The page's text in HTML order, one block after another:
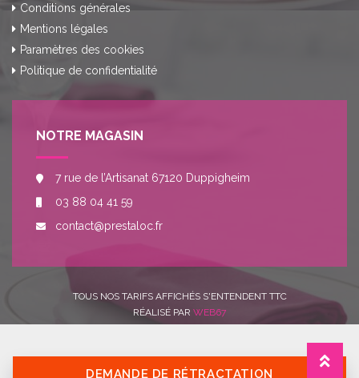
Conditions générales
Mentions légales
Paramètres des cookies
Politique de confidentialité
NOTRE MAGASIN
7 rue de l’Artisanat 67120 Duppigheim
03 88 04 41 59
contact@prestaloc.fr
TOUS NOS TARIFS AFFICHÉS S'ENTENDENT TTC
RÉALISÉ PAR WEB67
DEMANDE DE RÉTRACTATION